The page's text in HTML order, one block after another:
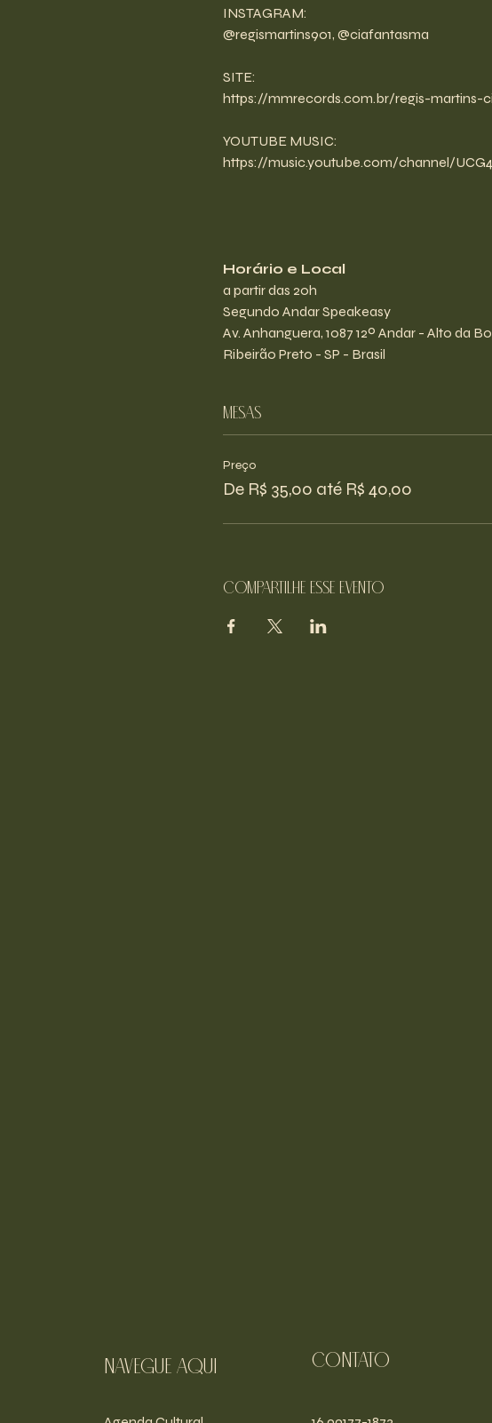
INSTAGRAM:
@regismartins901, @ciafantasma
SITE:
https://mmrecords.com.br/regis-martins-
YOUTUBE MUSIC:
https://music.youtube.com/channel/
Horário e Local
a partir das 20h
Segundo Andar Speakeasy
Av. Anhanguera, 1087 12º Andar - Alto da
Ribeirão Preto - SP - Brasil
Mesas
Preço
De R$ 35,00 até R$ 40,00
Compartilhe esse evento
navegue aqui Contato